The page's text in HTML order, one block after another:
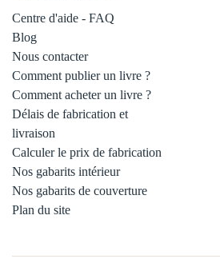
Centre d'aide - FAQ
Blog
Nous contacter
Comment publier un livre ?
Comment acheter un livre ?
Délais de fabrication et
livraison
Calculer le prix de fabrication
Nos gabarits intérieur
Nos gabarits de couverture
Plan du site